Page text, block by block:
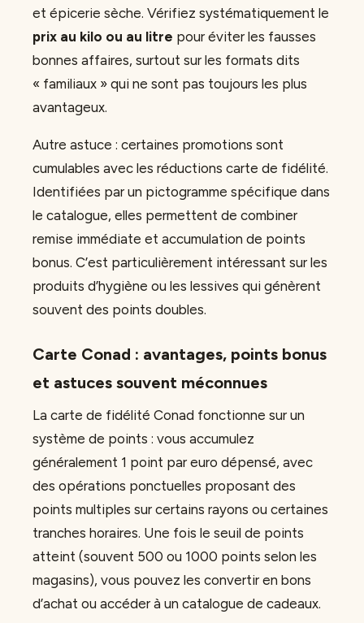
et épicerie sèche. Vérifiez systématiquement le
prix au kilo ou au litre pour éviter les fausses
bonnes affaires, surtout sur les formats dits
« familiaux » qui ne sont pas toujours les plus
avantageux.
Autre astuce : certaines promotions sont
cumulables avec les réductions carte de fidélité.
Identifiées par un pictogramme spécifique dans
le catalogue, elles permettent de combiner
remise immédiate et accumulation de points
bonus. C’est particulièrement intéressant sur les
produits d’hygiène ou les lessives qui génèrent
souvent des points doubles.
Carte Conad : avantages, points bonus
et astuces souvent méconnues
La carte de fidélité Conad fonctionne sur un
système de points : vous accumulez
généralement 1 point par euro dépensé, avec
des opérations ponctuelles proposant des
points multiples sur certains rayons ou certaines
tranches horaires. Une fois le seuil de points
atteint (souvent 500 ou 1000 points selon les
magasins), vous pouvez les convertir en bons
d’achat ou accéder à un catalogue de cadeaux.